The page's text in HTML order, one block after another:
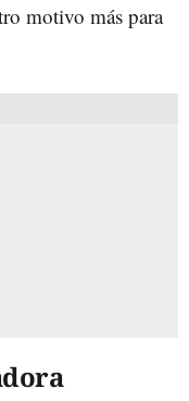
motivo más para